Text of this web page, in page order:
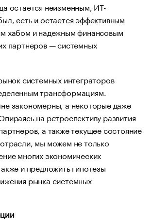
остается неизменным, ИТ-
есть и остается эффективным
хабом и надежным финансовым
партнеров — системных
системных интеграторов
трансформациям.
закономерны, а некоторые даже
на ретроспективу развития
а также текущее состояние
мы можем не только
многих экономических
и предложить гипотезы
рынка системных